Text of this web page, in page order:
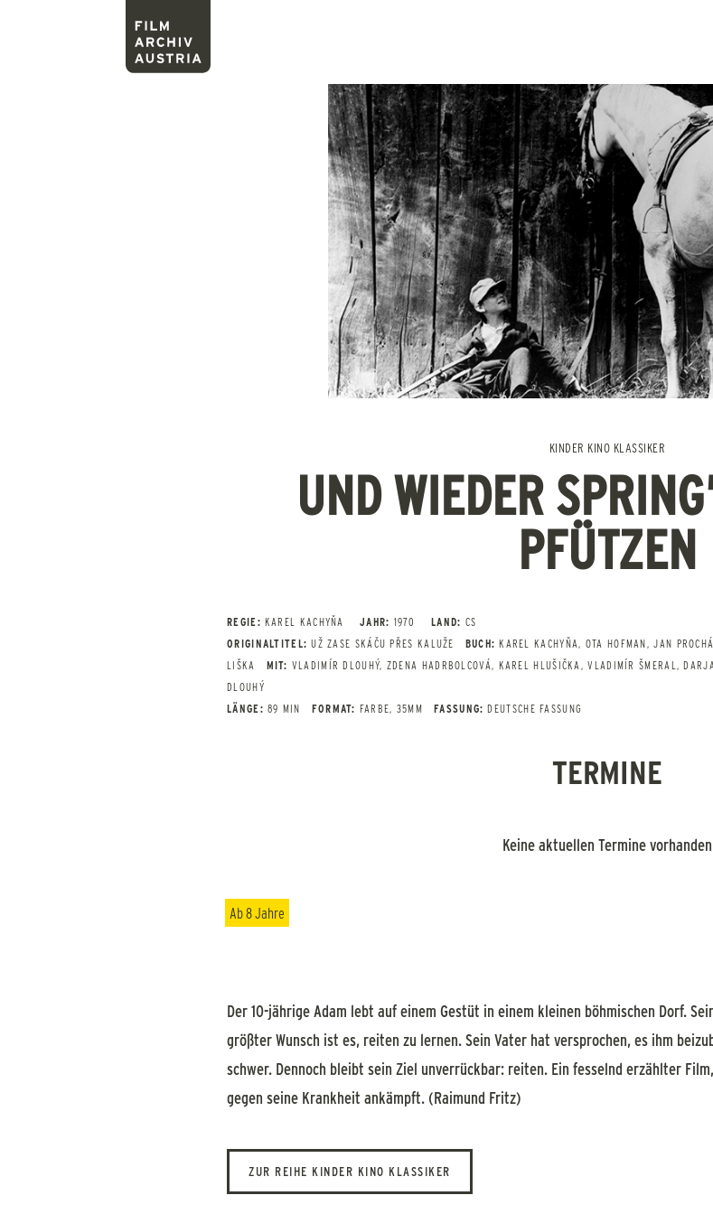
KINDER KINO KLASSIKER
UND WIEDER
PFÜTZEN
REGIE: KAREL KACHYŇA JAHR: 1970 LAND: CS
ORIGINALTITEL: UŽ ZASE SKÁČU PŘES KALUŽE BUCH: KAREL KACHYŇA, OTA HOFMAN, JAN
LIŠKA
MIT: VLADIMÍR DLOUHÝ, ZDENA HADRBOLCOVÁ, KAREL HLUŠIČKA, VLADIMÍR ŠMERAL,
DLOUHÝ
LÄNGE: 89 MIN FORMAT: FARBE, 35MM FASSUNG: DEUTSCHE FASSUNG
TERMINE
Keine aktuellen Termine vorhanden
Ab 8 Jahre
Der 10-jährige Adam lebt auf einem Gestüt in einem kleinen böhmischen Dorf.
größter Wunsch ist es, reiten zu lernen. Sein Vater hat versprochen, es ihm
schwer. Dennoch bleibt sein Ziel unverrückbar: reiten. Ein fesselnd erzählter
gegen seine Krankheit ankämpft. (Raimund Fritz)
ZUR REIHE KINDER KINO KLASSIKER